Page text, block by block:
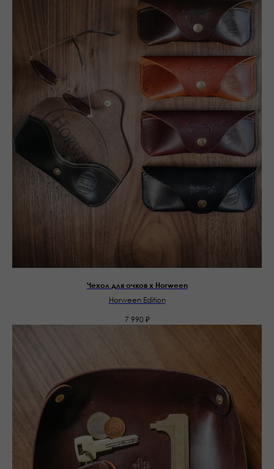
Чехол для очков х Horween
Horween Edition
7 990 ₽